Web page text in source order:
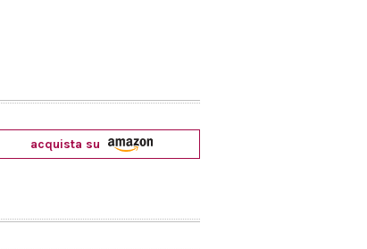
acquista su